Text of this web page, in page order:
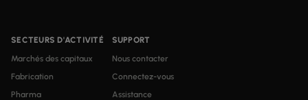
SECTEURS D'ACTIVITÉ
Marchés des capitaux
Fabrication
Pharma
SUPPORT
Nous contacter
Connectez-vous
Assistance